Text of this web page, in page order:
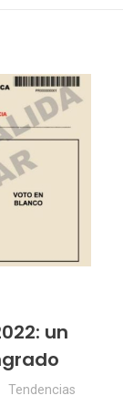
un
Tendencias